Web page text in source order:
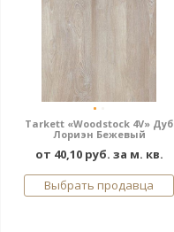
Tarkett «Woodstock 4V» Дуб
Лориэн Бежевый
от 40,10 руб. за м. кв.
Выбрать продавца